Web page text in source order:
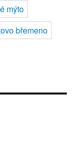
mýto
břemeno